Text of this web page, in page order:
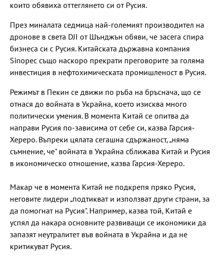
които обявиха оттеглянето си от Русия.
През миналата седмица най-големият производител на
дронове в света DJI от Шънджън обяви, че засега спира
бизнеса си с Русия. Китайската държавна компания
Sinopec също наскоро прекрати преговорите за голяма
инвестиция в нефтохимическата промишленост в Русия.
Режимът в Пекин се движи по ръба на бръснача, що се
отнася до войната в Украйна, което изисква много
политически умения. В момента Китай се опитва да
направи Русия по-зависима от себе си, казва Гарсия-
Хереро. Въпреки цялата сегашна сдържаност, „няма
съмнение, че" войната в Украйна сближава Китай и Русия
в икономическо отношение, казва Гарсия-Хереро.
Макар че в момента Китай не подкрепя пряко Русия,
неговите лидери „подтикват и използват други страни, за
да помогнат на Русия". Например, казва той, Китай е
успял да накара основните развиващи се икономики да
запазят неутралитет във войната в Украйна и да не
критикуват Русия.